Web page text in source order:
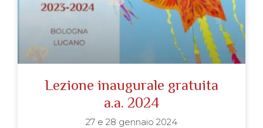
Lezione inaugurale gratuita
a.a. 2024
27 e 28 gennaio 2024